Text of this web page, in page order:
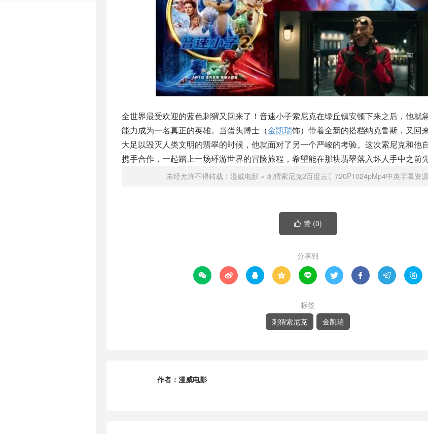
全世界最受欢迎的蓝色刺猬又回来了！音速小子索尼克在绿丘镇安顿下来之后，他就
能力成为一名真正的英雄。当蛋头博士（金凯瑞饰）带着全新的搭档纳克鲁斯，又回
大足以毁灭人类文明的翡翠的时候，他就面对了另一个严峻的考验。这次索尼克和他
携手合作，一起踏上一场环游世界的冒险旅程，希望能在那块翡翠落入坏人手中之前先
未经允许不得转载： 漫威电影 » 刺猬索尼克2百度云〖720P1024pMp4中英字幕资
 赞 (0)
分享到
        
标签
刺猬索尼克
金凯瑞
作者： 漫威电影